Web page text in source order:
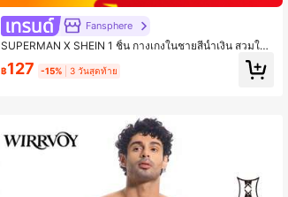
Fansphere
SUPERMAN X SHEIN 1 ชิ้น กางเกงในชายสีน้ำเงิน สวมใส่ส
บาย ระบายอากาศได้ดี พิมพ์ลายการ์ตูนขอบตัดกัน, สบาย, นุ่
ม, น่ารัก, กางเกงบ็อกเซอร์ลำลองพื้นฐาน กางเกงบ็อกเซอร์พิม
พ์ลาย กางเกงบ็อกเซอร์ชาย กางเกงบ็อกเซอร์พิมพ์ลายสำหรับ
฿127 -15% 3 วันสุดท้าย